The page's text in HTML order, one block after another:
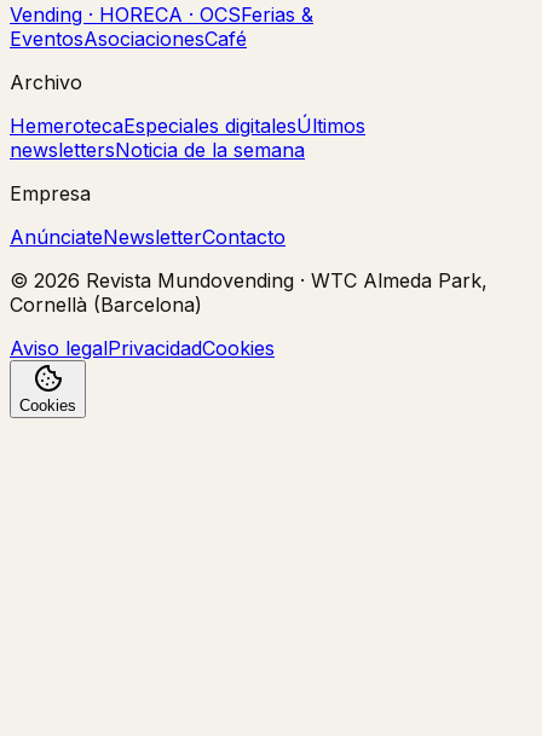
Vending · HORECA · OCSFerias &
EventosAsociacionesCafé
Archivo
HemerotecaEspeciales digitalesÚltimos
newslettersNoticia de la semana
Empresa
AnúnciateNewsletterContacto
© 2026 Revista Mundovending · WTC Almeda Park,
Cornellà (Barcelona)
Aviso legalPrivacidadCookies
Cookies